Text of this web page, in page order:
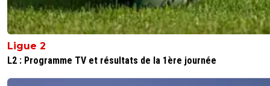
Ligue 2
L2 : Programme TV et résultats de la 1ère journée